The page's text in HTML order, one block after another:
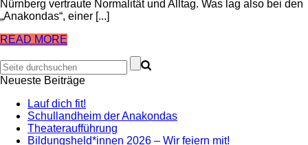
Nürnberg vertraute Normalität und Alltag. Was lag also bei den
„Anakondas“, einer [...]
READ MORE
Neueste Beiträge
Lauf dich fit!
Schullandheim der Anakondas
Theateraufführung
Bildungsheld*innen 2026 – Wir feiern mit!